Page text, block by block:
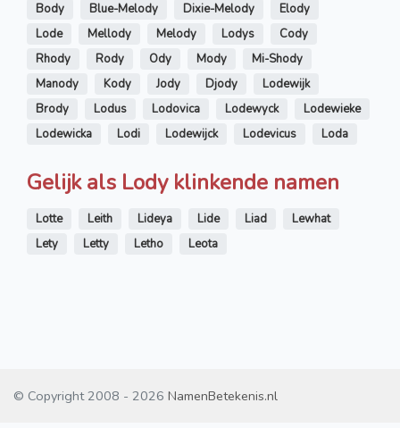
Body Blue-Melody Dixie-Melody
Elody
Lode
Mellody Melody Lodys
Cody
Rhody
Rody Ody Mody
Mi-Shody
Manody
Kody Jody Djody
Lodewijk
Brody
Lodus Lodovica Lodewyck
Lodewieke
Lodewicka
Lodi Lodewijck Lodevicus Loda
Gelijk als Lody klinkende namen
Lotte Leith Lideya Lide Liad
Lewhat
Lety
Letty Letho Leota
© Copyright 2008 - 2026 NamenBetekenis.nl